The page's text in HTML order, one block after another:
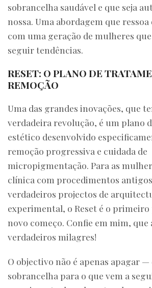
sobrancelha saudável e que seja
nossa. Uma abordagem que ressoa
com uma geração de mulheres
seguir tendências.
RESET: O PLANO DE
REMOÇÃO
Uma das grandes inovações, que
verdadeira revolução, é um plano
estético desenvolvido
remoção progressiva e cuidada de
micropigmentação. Para as
clínica com procedimentos
verdadeiros projectos de
experimental, o Reset é o primeiro
novo começo. Confie em mim, que
verdadeiros milagres!
O objectivo não é apenas apagar
sobrancelha para o que vem a